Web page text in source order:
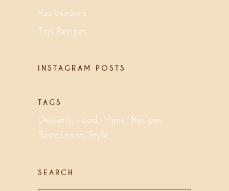
Restaurants
Top Recipes
INSTAGRAM POSTS
TAGS
Desserts Food Menu
Recipes
Restaurant
Style
SEARCH